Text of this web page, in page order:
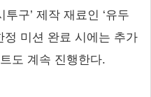
구’ 제작 재료인 ‘유두
정 미션 완료 시에는 추가
도 계속 진행한다.